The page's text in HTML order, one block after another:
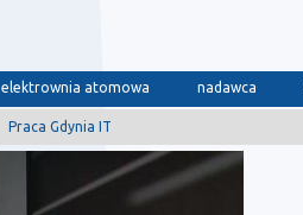
elektrownia atomowa nadawca
Praca Gdynia IT